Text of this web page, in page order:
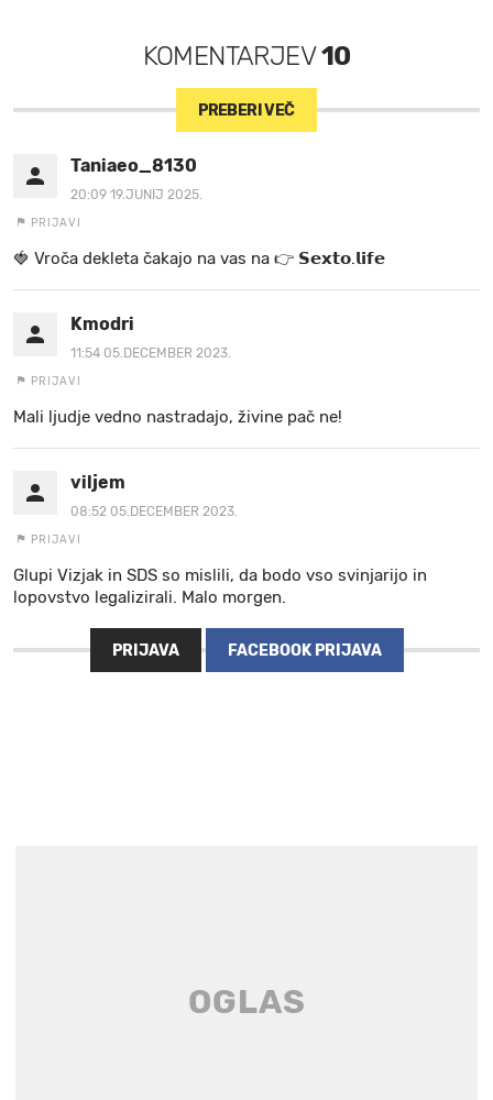
KOMENTARJEV10
PREBERI VEČ
Taniaeo_8130
20:09 19.JUNIJ 2025.
PRIJAVI
🍓 V r o č a d e k l e t a ča k a jo na va s n a 👉 𝗦𝗲𝘅𝘁𝗼.𝗹𝗶𝗳𝗲
Kmodri
11:54 05.DECEMBER 2023.
PRIJAVI
Mali ljudje vedno nastradajo, živine pač ne!
viljem
08:52 05.DECEMBER 2023.
PRIJAVI
Glupi Vizjak in SDS so mislili, da bodo vso svinjarijo in
lopovstvo legalizirali. Malo morgen.
PRIJAVA FACEBOOK PRIJAVA